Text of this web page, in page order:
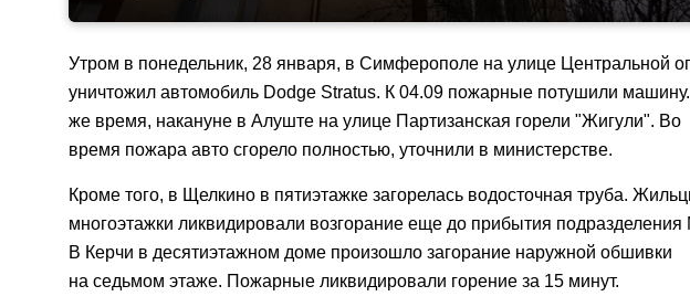
Утром в понедельник, 28 января, в Симферополе на улице Центральной
уничтожил автомобиль Dodge Stratus. К 04.09 пожарные потушили
же время, накануне в Алуште на улице Партизанская горели "Жигули". Во
время пожара авто сгорело полностью, уточнили в министерстве.
Кроме того, в Щелкино в пятиэтажке загорелась водосточная труба.
многоэтажки ликвидировали возгорание еще до прибытия
В Керчи в десятиэтажном доме произошло загорание наружной обшивки
на седьмом этаже. Пожарные ликвидировали горение за 15 минут.